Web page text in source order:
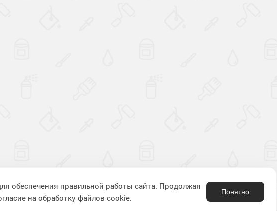
обеспечения правильной работы сайта. Продолжая
на обработку файлов cookie.
Понятно